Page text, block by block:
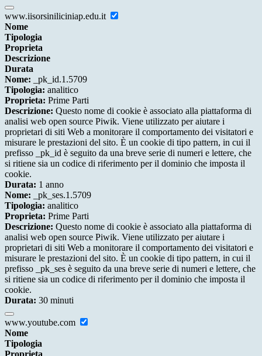
www.iisorsiniliciniap.edu.it
Nome
Tipologia
Proprieta
Descrizione
Durata
Nome: _pk_id.1.5709
Tipologia: analitico
Proprieta: Prime Parti
Descrizione: Questo nome di cookie è associato alla piattaforma di
analisi web open source Piwik. Viene utilizzato per aiutare i
proprietari di siti Web a monitorare il comportamento dei visitatori e
misurare le prestazioni del sito. È un cookie di tipo pattern, in cui il
prefisso _pk_id è seguito da una breve serie di numeri e lettere, che
si ritiene sia un codice di riferimento per il dominio che imposta il
cookie.
Durata: 1 anno
Nome: _pk_ses.1.5709
Tipologia: analitico
Proprieta: Prime Parti
Descrizione: Questo nome di cookie è associato alla piattaforma di
analisi web open source Piwik. Viene utilizzato per aiutare i
proprietari di siti Web a monitorare il comportamento dei visitatori e
misurare le prestazioni del sito. È un cookie di tipo pattern, in cui il
prefisso _pk_ses è seguito da una breve serie di numeri e lettere, che
si ritiene sia un codice di riferimento per il dominio che imposta il
cookie.
Durata: 30 minuti
www.youtube.com
Nome
Tipologia